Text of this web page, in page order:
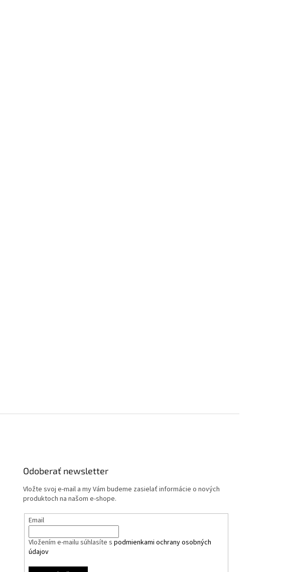
Odoberať newsletter
Vložte svoj e-mail a my Vám budeme zasielať informácie o nových
produktoch na našom e-shope.
Email
Vložením e-mailu súhlasíte spodmienkami ochrany osobných
údajov